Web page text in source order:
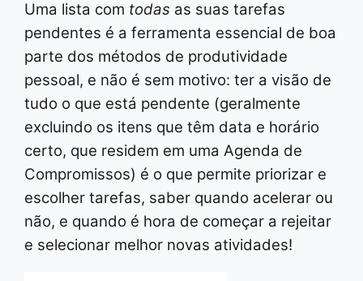
Uma lista com todas as suas tarefas
pendentes é a ferramenta essencial de boa
parte dos métodos de produtividade
pessoal, e não é sem motivo: ter a visão de
tudo o que está pendente (geralmente
excluindo os itens que têm data e horário
certo, que residem em uma Agenda de
Compromissos) é o que permite priorizar e
escolher tarefas, saber quando acelerar ou
não, e quando é hora de começar a rejeitar
e selecionar melhor novas atividades!